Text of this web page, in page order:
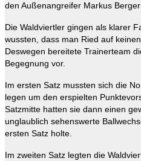
den Außenangreifer Markus Berger
Die Waldviertler gingen als klarer
wussten, dass man Ried auf
Deswegen bereitete Trainerteam
Begegnung vor.
Im ersten Satz mussten sich die
legen um den erspielten
Satzmitte hatten sie dann einen
unglaublich sehenswerte
ersten Satz holte.
Im zweiten Satz legten die